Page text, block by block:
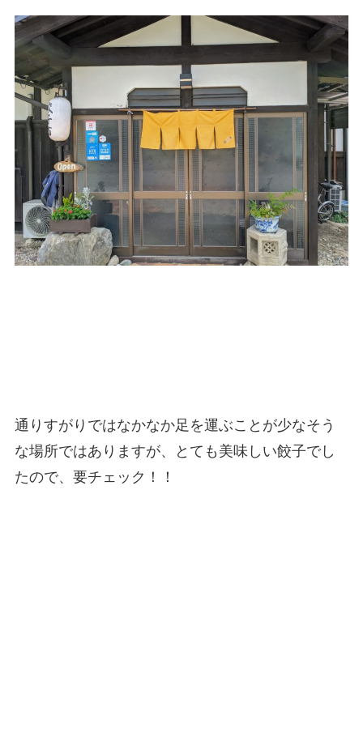
通りすがりではなかなか足を運ぶことが少なそう
な場所ではありますが、とても美味しい餃子でし
たので、要チェック！！